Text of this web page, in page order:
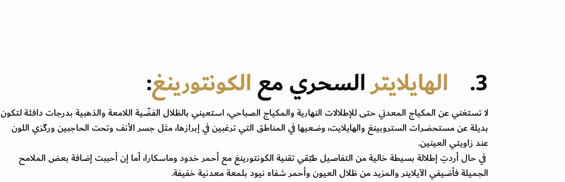
3. الهايلايترالسحري معالكونتورينغ:
لا تستغني عن المكياج المعدني حتى للإطلالات النهارية والمكياج الصباحي، استعيني بالظلال الفضّية اللامعة والذهبية بدرجات دافئة لتكون
بديلة عن مستحضرات الستروبينغ والهايلايت، وضعيها في المناطق التي ترغبين في إبرازها، مثل جسر الأنف وتحت الحاجبين وركّزي اللون
عند زاويتي العينين.
في حال أردتِ إطلالة بسيطة خالية من التفاصيل طبّقي تقنية الكونتورينغ مع أحمر خدود وماسكارا، أما إن أحببت إضافة بعض الملامح
الجميلة فأضيفي الآيلاينر والمزيد من ظلال العيون وأحمر شفاه نيود بلمعة معدنية خفيفة.